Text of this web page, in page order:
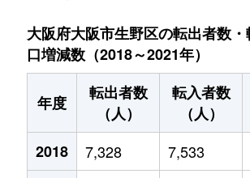
大阪府大阪市生野区の転出者数
口増減数（2018～2021年）
年度
転出者数
（人）
転入者数
（人）
2018
7,328 7,533